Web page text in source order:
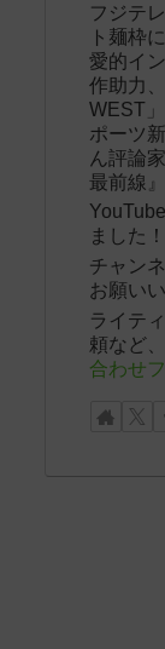
フジテ
ト麺枠
愛的イ
作助力
WEST
ポーツ
ん評論
最前線
ました！
チャン
お願い
ライテ
頼など
合わせ